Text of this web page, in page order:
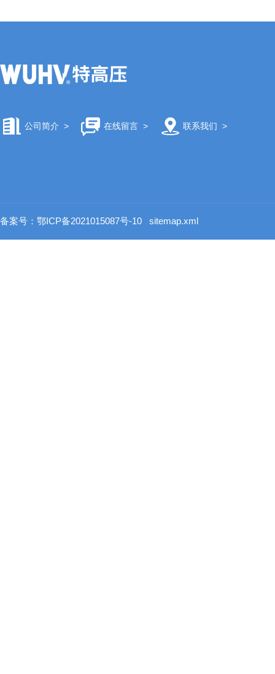
公司简介 > 在线留言> 联系我们 >
备案号：鄂ICP备2021015087号-10 sitemap.xml